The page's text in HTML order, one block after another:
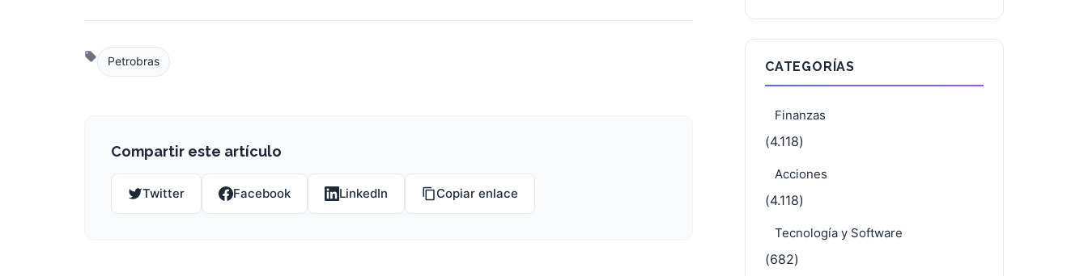
Petrobras
Compartir este artículo
Twitter Facebook LinkedIn Copiar enlace
CATEGORÍAS
Finanzas
(4.118)
Acciones
(4.118)
Tecnología y Software
(682)